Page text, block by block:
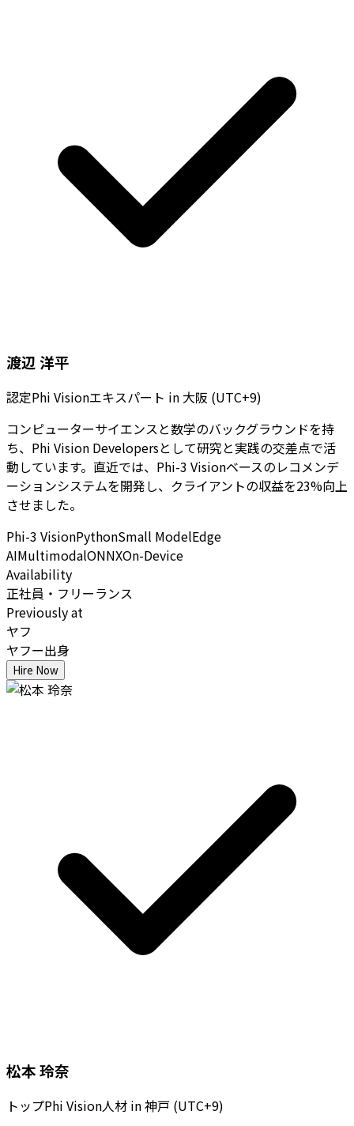
渡辺 洋平
認定Phi Visionエキスパート in 大阪 (UTC+9)
コンピューターサイエンスと数学のバックグラウンドを持
ち、Phi Vision Developersとして研究と実践の交差点で活
動しています。直近では、Phi-3 Visionベースのレコメンデ
ーションシステムを開発し、クライアントの収益を23%向上
させました。
Phi-3 VisionPythonSmall ModelEdge
AIMultimodalONNXOn-Device
Availability
正社員・フリーランス
Previously at
ヤフ
ヤフー出身
Hire Now
松本 玲奈
トップPhi Vision人材 in神戸 (UTC+9)